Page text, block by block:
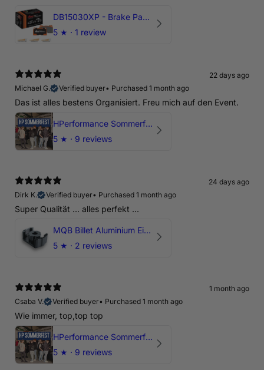
DB15030XP - Brake Pads Xtreme Performance | Front Axle
5 ★ · 1 review
22 days ago
Michael G.
Verified buyer• Purchased 1 month ago
Das ist alles bestens Organisiert. Freu mich auf den Event.
HPerformance Sommerfest 2026
5 ★ · 9 reviews
24 days ago
Dirk K.
Verified buyer• Purchased 1 month ago
Super Qualität ... alles perfekt ...
MQB Billet Aluminium Einsatz Drehmomentstütze - DOGBONE für Audi RS3, TTRS, RSQ3
5 ★ · 2 reviews
1 month ago
Csaba V.
Verified buyer• Purchased 1 month ago
Wie immer, top,top top
HPerformance Sommerfest 2026
5 ★ · 9 reviews